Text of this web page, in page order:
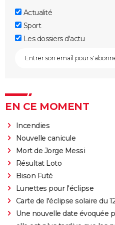
Actualité
Sport
Les dossiers d'actu
EN CE MOMENT
Incendies
Nouvelle canicule
Mort de Jorge Messi
Résultat Loto
Bison Futé
Lunettes pour l'éclipse
Carte de l'éclipse solaire du
Une nouvelle date évoquée